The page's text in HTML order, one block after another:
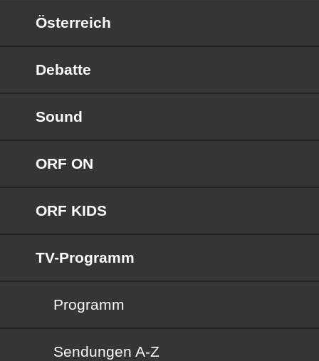
Österreich
Debatte
Sound
ORF ON
ORF KIDS
TV-Programm
Programm
Sendungen von A bis Z
Sendungen A-Z